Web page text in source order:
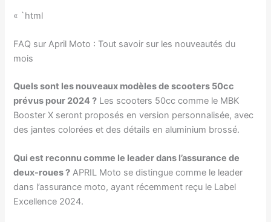
« `html
FAQ sur April Moto : Tout savoir sur les nouveautés du
mois
Quels sont les nouveaux modèles de scooters 50cc
prévus pour 2024 ? Les scooters 50cc comme le MBK
Booster X seront proposés en version personnalisée, avec
des jantes colorées et des détails en aluminium brossé.
Qui est reconnu comme le leader dans l’assurance de
deux-roues ? APRIL Moto se distingue comme le leader
dans l’assurance moto, ayant récemment reçu le Label
Excellence 2024.